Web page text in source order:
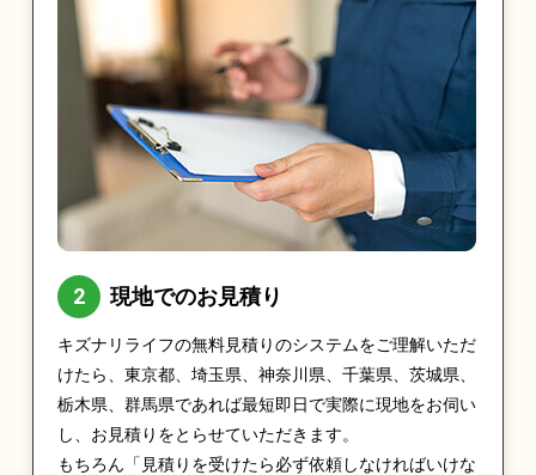
現地でのお見積り
キズナリライフの無料見積りのシステムをご理解いただ
けたら、東京都、埼玉県、神奈川県、千葉県、茨城県、
栃木県、群馬県であれば最短即日で実際に現地をお伺い
し、お見積りをとらせていただきます。
もちろん「見積りを受けたら必ず依頼しなければいけな